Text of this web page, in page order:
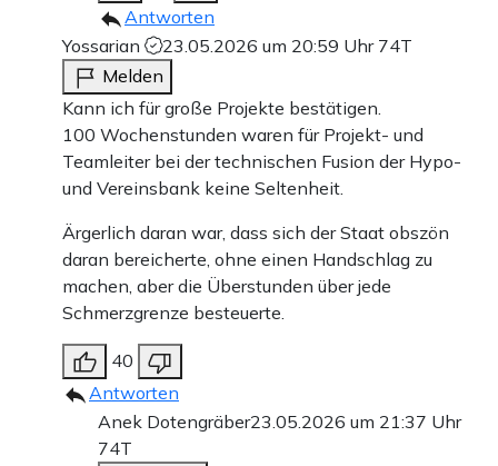
Antworten
Yossarian
23.05.2026 um 20:59 Uhr 74T
Melden
Kann ich für große Projekte bestätigen.
100 Wochenstunden waren für Projekt- und
Teamleiter bei der technischen Fusion der Hypo-
und Vereinsbank keine Seltenheit.
Ärgerlich daran war, dass sich der Staat obszön
daran bereicherte, ohne einen Handschlag zu
machen, aber die Überstunden über jede
Schmerzgrenze besteuerte.
40
Antworten
Anek Dotengräber23.05.2026 um 21:37 Uhr
74T